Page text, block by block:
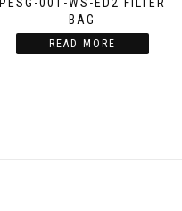
BAG
READ MORE